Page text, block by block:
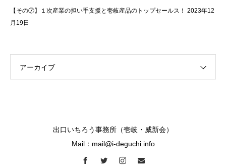
【その⑦】１次産業の担い手支援と壱岐産品のトップセールス！ 2023年12
月19日
アーカイブ
出口いちろう事務所（壱岐・威新会）
Mail：mail@i-deguchi.info